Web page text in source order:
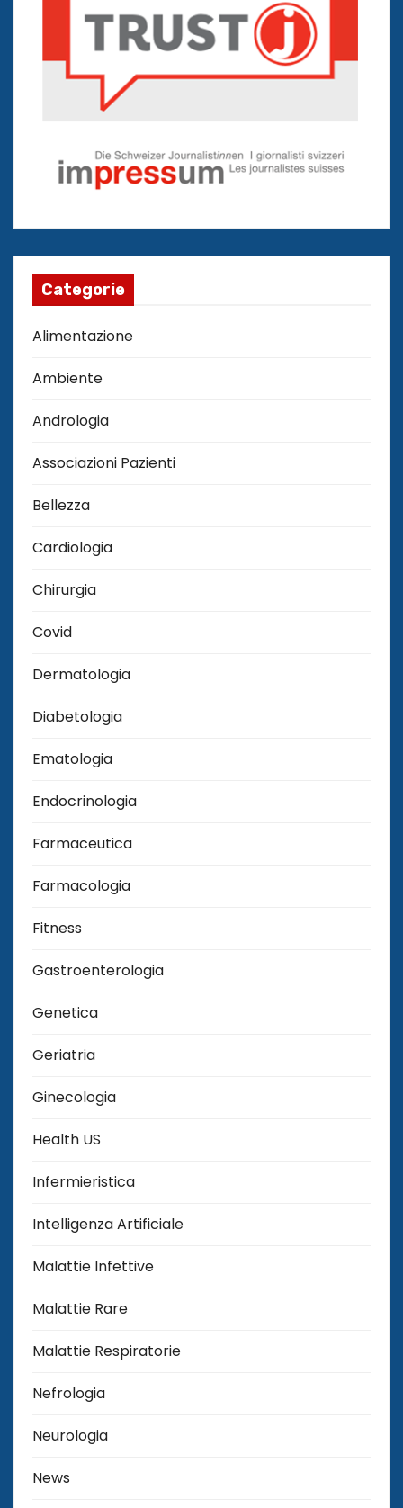
Categorie
Alimentazione
Ambiente
Andrologia
Associazioni Pazienti
Bellezza
Cardiologia
Chirurgia
Covid
Dermatologia
Diabetologia
Ematologia
Endocrinologia
Farmaceutica
Farmacologia
Fitness
Gastroenterologia
Genetica
Geriatria
Ginecologia
Health US
Infermieristica
Intelligenza Artificiale
Malattie Infettive
Malattie Rare
Malattie Respiratorie
Nefrologia
Neurologia
News